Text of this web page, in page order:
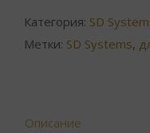
94
микрофон
Категория: SD
Метки: SD Systems,
Описание